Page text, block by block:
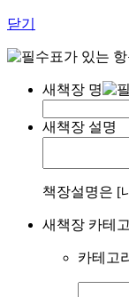
닫기
표가 있는
새책장 명
새책장 설명
책장설명은 [
새책장 카테
카테고리